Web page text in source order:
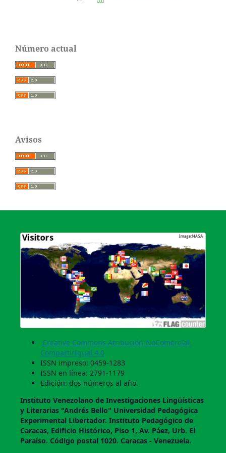
Número actual
Avisos
Creative Commons Atribución-NoComercial-
CompartirIgual 4.0
ISSN impreso: 0459-1283
ISSN en línea: 2791-1179
Edición: dos números al año.
Instituto Venezolano de Investigaciones Lingüí­sticas
y Literarias "Andrés Bello" Universidad Pedagógica
Experimental Libertador. Instituto Pedagógico de
Caracas, Edificio Histórico, Piso 1, Av. Páez, Urb. El
Paraí­so. Código postal 1020. Caracas - Venezuela.